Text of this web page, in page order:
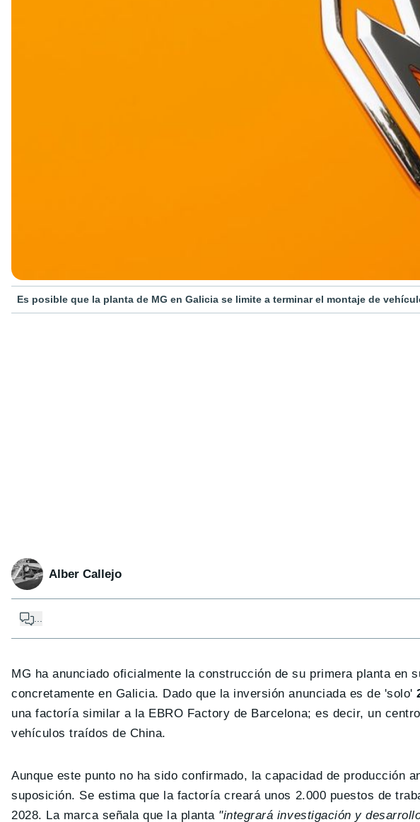
Es posible que la planta de MG en Galicia se limite a terminar el montaje de
Alber Callejo
...
MG ha anunciado oficialmente la construcción de su primera planta en
concretamente en Galicia. Dado que la inversión anunciada es de 'solo'
una factoría similar a la EBRO Factory de Barcelona; es decir, un
vehículos traídos de China.
Aunque este punto no ha sido confirmado, la capacidad de producción
suposición. Se estima que la factoría creará unos 2.000 puestos de
2028. La marca señala que la planta "integrará investigación y